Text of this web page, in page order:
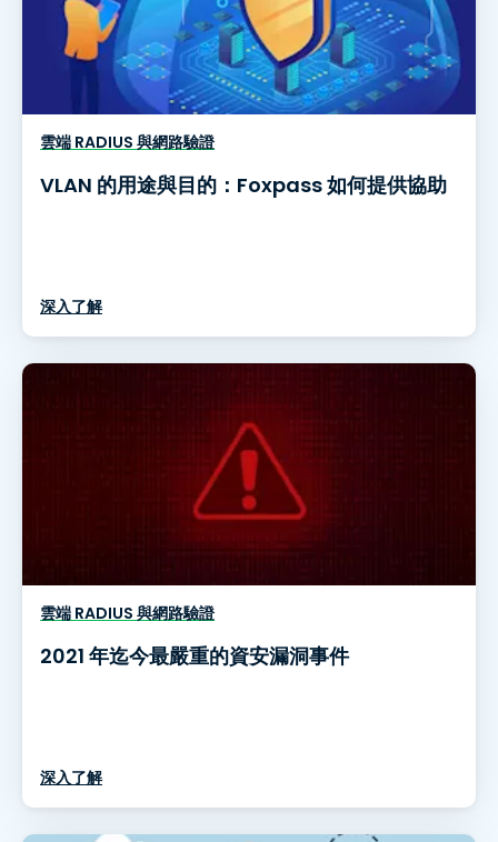
雲端 RADIUS 與網路驗證
VLAN 的用途與目的：Foxpass 如何提供協助
深入了解
雲端 RADIUS 與網路驗證
2021 年迄今最嚴重的資安漏洞事件
深入了解